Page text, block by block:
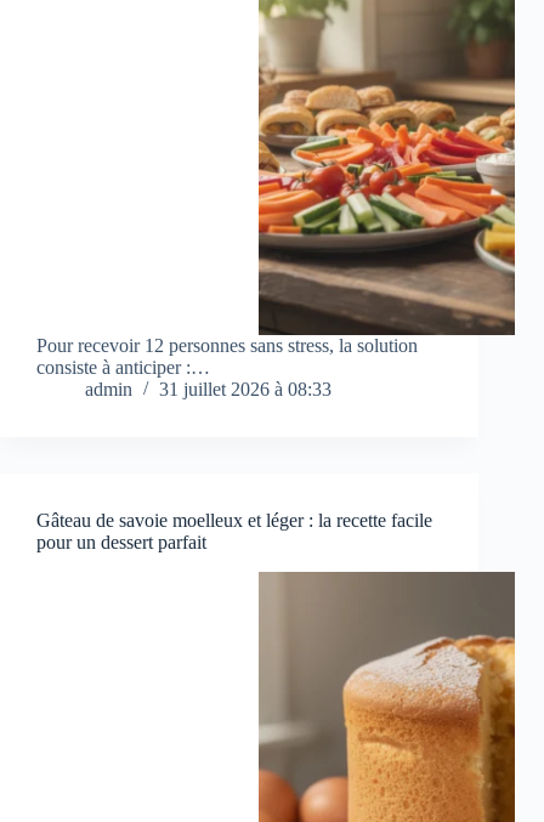
Pour recevoir 12 personnes sans stress, la solution
consiste à anticiper :…
admin
31 juillet 2026 à 08:33
Gâteau de savoie moelleux et léger : la recette facile
pour un dessert parfait